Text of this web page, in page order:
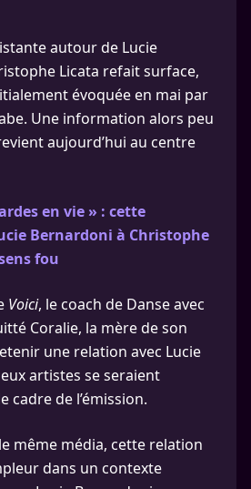
autour de Lucie
Licata refait surface,
évoquée en mai par
Une information alors peu
aujourd’hui au centre
en vie » : cette
Bernardoni à Christophe
fou
Voici, le coach de Danse avec
Coralie, la mère de son
une relation avec Lucie
artistes se seraient
cadre de l’émission.
même média, cette relation
dans un contexte